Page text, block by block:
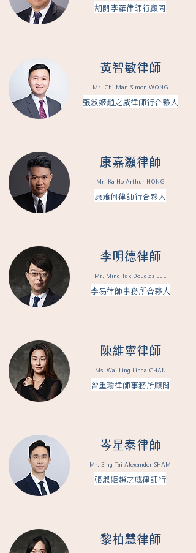
​胡關李羅律師行顧問
黃智敏律師
Mr. Chi Man Simon WONG
張淑姬趙之威律師行合夥人
康嘉灝律師
Mr. Ka Ho Arthur HONG
康蕭何律師行合夥人
李明德律師
Mr. Ming Tak Douglas LEE
李易律師事務所合夥人
陳維寧律師
Ms. Wai Ling Linda CHAN
曾重瑜律師事務所顧問
​岑星泰律師
Mr. Sing Tai Alexander SHAM
張淑姬趙之威律師行
黎柏慧律師